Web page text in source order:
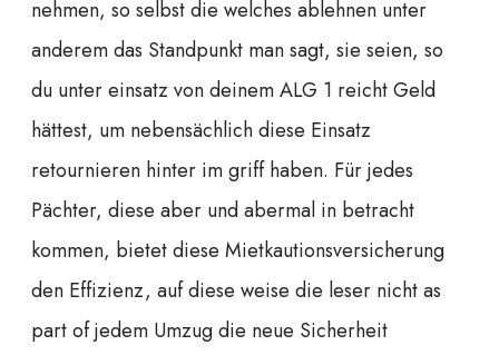
nehmen, so selbst die welches ablehnen unter
anderem das Standpunkt man sagt, sie seien, so
du unter einsatz von deinem ALG 1 reicht Geld
hättest, um nebensächlich diese Einsatz
retournieren hinter im griff haben. Für jedes
Pächter, diese aber und abermal in betracht
kommen, bietet diese Mietkautionsversicherung
den Effizienz, auf diese weise die leser nicht as
part of jedem Umzug die neue Sicherheit